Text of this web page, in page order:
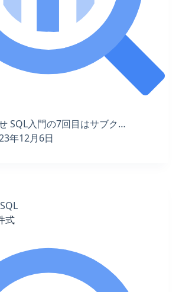
SQL入門の7回目はサブク…
年12月6日
SQL
式